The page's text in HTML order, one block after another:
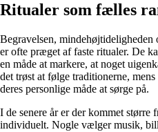
Ritualer som fælles
Begravelsen, mindehøjtideligheden
er ofte præget af faste ritualer. De
en måde at markere, at noget
det trøst at følge traditionerne,
deres personlige måde at sørge på.
I de senere år er der kommet større
individuelt. Nogle vælger musik,